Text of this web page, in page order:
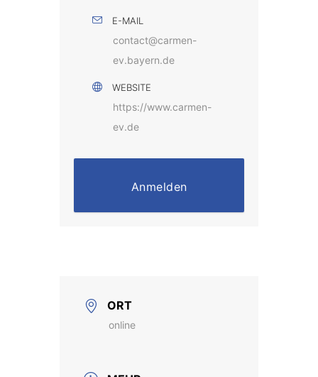
E-MAIL
contact@carmen-
ev.bayern.de
WEBSITE
https://www.carmen-
ev.de
Anmelden
ORT
online